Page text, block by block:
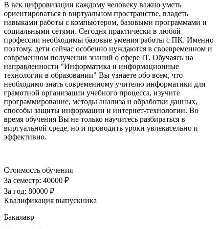
В век цифровизации каждому человеку важно уметь
ориентироваться в виртуальном пространстве, владеть
навыками работы с компьютером, базовыми программами и
социальными сетями. Сегодня практически в любой
профессии необходимы базовые умения работы с ПК. Именно
поэтому, дети сейчас особенно нуждаются в своевременном и
современном получении знаний о сфере IT. Обучаясь на
направленности "Информатика и информационные
технологии в образовании" Вы узнаете обо всем, что
необходимо знать современному учителю информатики для
грамотной организации учебного процесса, изучите
программирование, методы анализа и обработки данных,
способы защиты информации и интернет-технологии. Во
время обучения Вы не только научитесь разбираться в
виртуальной среде, но и проводить уроки увлекательно и
эффективно.
Стоимость обучения
За семестр: 40000 ₽
За год: 80000 ₽
Квалификация выпускника
Бакалавр